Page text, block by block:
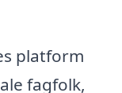
platform
fagfolk,